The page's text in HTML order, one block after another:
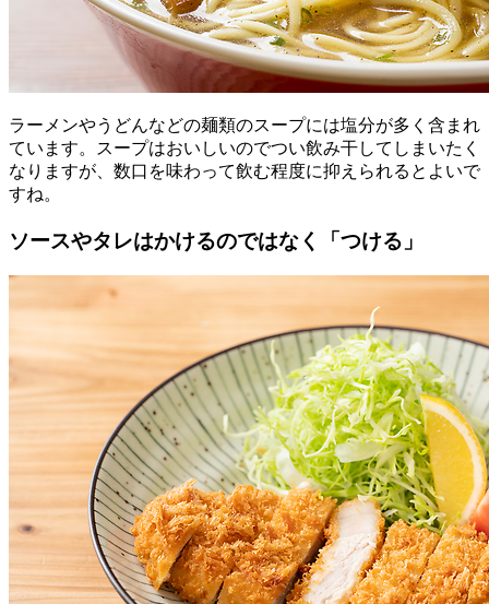
ラーメンやうどんなどの麺類のスープには塩分が多く含まれ
ています。スープはおいしいのでつい飲み干してしまいたく
なりますが、数口を味わって飲む程度に抑えられるとよいで
すね。
ソースやタレはかけるのではなく「つける」